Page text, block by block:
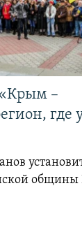
–
где